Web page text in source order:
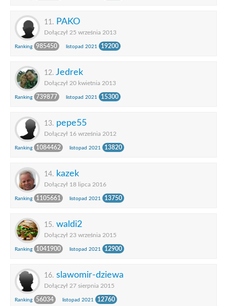
11. PAKO
Dołączył 25 września 2013
Ranking 985450 listopad 2021 19200
12. Jedrek
Dołączył 20 kwietnia 2013
Ranking 739877 listopad 2021 15300
13. pepe55
Dołączył 16 września 2012
Ranking 1084462 listopad 2021 13820
14. kazek
Dołączył 18 lipca 2016
Ranking 1105661 listopad 2021 13750
15. waldi2
Dołączył 23 września 2015
Ranking 1041900 listopad 2021 12900
16. slawomir-dziewa
Dołączył 27 sierpnia 2015
Ranking 56034 listopad 2021 12760